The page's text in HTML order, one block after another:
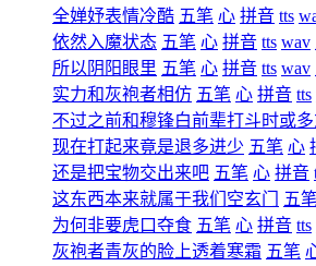
全婵妤表情冷酷 五笔 心 拼音 tts
依然入魔状态 五笔 心 拼音 tts wav
所以阴阳眼里 五笔 心 拼音 tts wav
实力和灰袍者相仿 五笔 心 拼音 tts
不过之前和穆锋白前辈打斗时或
现在打起来竟是退多进少 五笔 心
还是把宝物交出来吧 五笔 心 拼音
这东西本来就属于我们空玄门
五笔
为何非要虎口夺食 五笔 心 拼音 tts
灰袍者青灰的脸上透着寒霜 五笔